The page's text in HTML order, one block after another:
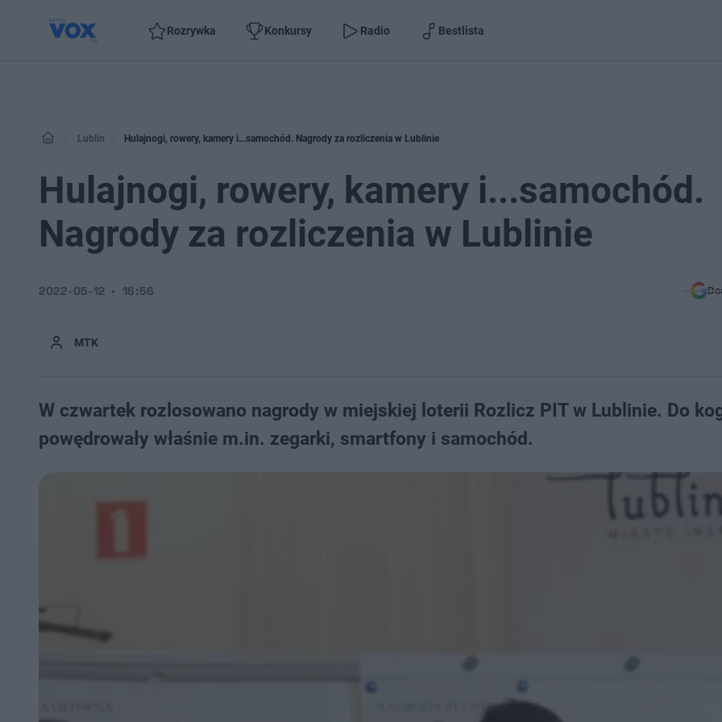
Rozrywka Konkursy Radio Bestlista
Lublin Hulajnogi, rowery, kamery i...samochód. Nagrody za rozliczenia w Lublinie
Hulajnogi, rowery, kamery i...samochód.
Nagrody za rozliczenia w Lublinie
MTK
2022-05-12 16:56
W czwartek rozlosowano nagrody w miejskiej loterii Rozlicz PIT w Lublinie. Do
powędrowały właśnie m.in. zegarki, smartfony i samochód.